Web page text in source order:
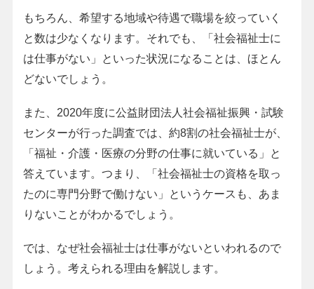
もちろん、希望する地域や待遇で職場を絞っていく
と数は少なくなります。それでも、「社会福祉士に
は仕事がない」といった状況になることは、ほとん
どないでしょう。
また、2020年度に公益財団法人社会福祉振興・試験
センターが行った調査では、約8割の社会福祉士が、
「福祉・介護・医療の分野の仕事に就いている」と
答えています。つまり、「社会福祉士の資格を取っ
たのに専門分野で働けない」というケースも、あま
りないことがわかるでしょう。
では、なぜ社会福祉士は仕事がないといわれるので
しょう。考えられる理由を解説します。